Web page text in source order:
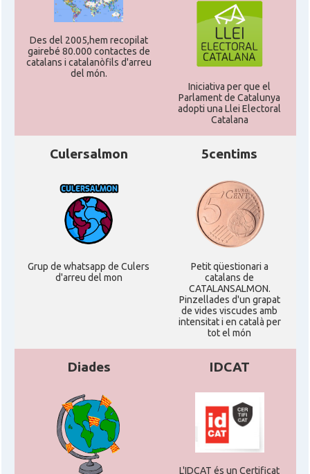
Des del 2005,hem recopilat
gairebé 80.000 contactes de
catalans i catalanòfils d'arreu
del món.
Iniciativa per que el
Parlament de Catalunya
adopti una Llei Electoral
Catalana
Culersalmon
Grup de whatsapp de Culers
d'arreu del mon
5centims
Petit qüestionari a
catalans de
CATALANSALMON.
Pinzellades d'un grapat
de vides viscudes amb
intensitat i en català per
tot el món
Diades IDCAT
L'IDCAT és un Certificat